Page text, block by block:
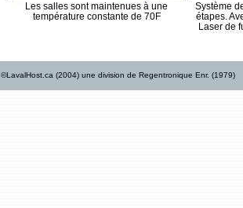
Les salles sont maintenues à une
température constante de 70F
Système
étapes.
Laser de
©LavalHost.ca (2004) une division de Regentronique Enr. (1979)